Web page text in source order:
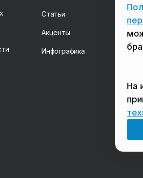
Статьи
Акценты
Инфографика
На